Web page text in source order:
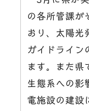
の各所管課が
おり、太陽光
ガイドライン
ます。また県
生態系への影
電施設の建設